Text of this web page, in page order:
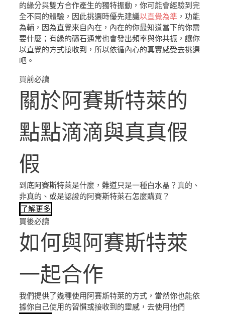
的緣分與雙方合作產生的獨特振動，你可能會經驗到完
全不同的體驗，因此挑選時優先建議以直覺為準 ，功能
為輔，因為直覺來自內在，內在的你最知道當下的你需
要什麼；有緣的礦石通常也會發出頻率與你共振，讓你
以直覺的方式接收到，所以依循內心的真實感受去挑選
吧。
買前必讀
關於阿賽斯特萊的
點點滴滴與真真假
假
到底阿賽斯特萊是什麼，難道只是一種白水晶？真的、
非真的、或是認證的阿賽斯特萊石怎麼購買？
了解更多
買後必讀
如何與阿賽斯特萊
一起合作
我們提供了幾種使用阿賽斯特萊的方式，當然你也能依
據你自己使用的習慣或接收到的靈感，去使用他們